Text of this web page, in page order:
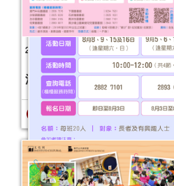
2026年“書香伴成長”親子閱讀推廣活動
（1-3月）
活動日期：2026年01月03日
報名結束